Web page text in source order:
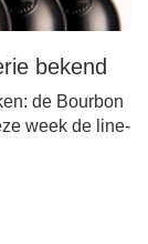
bekend
de Bourbon
week de line-